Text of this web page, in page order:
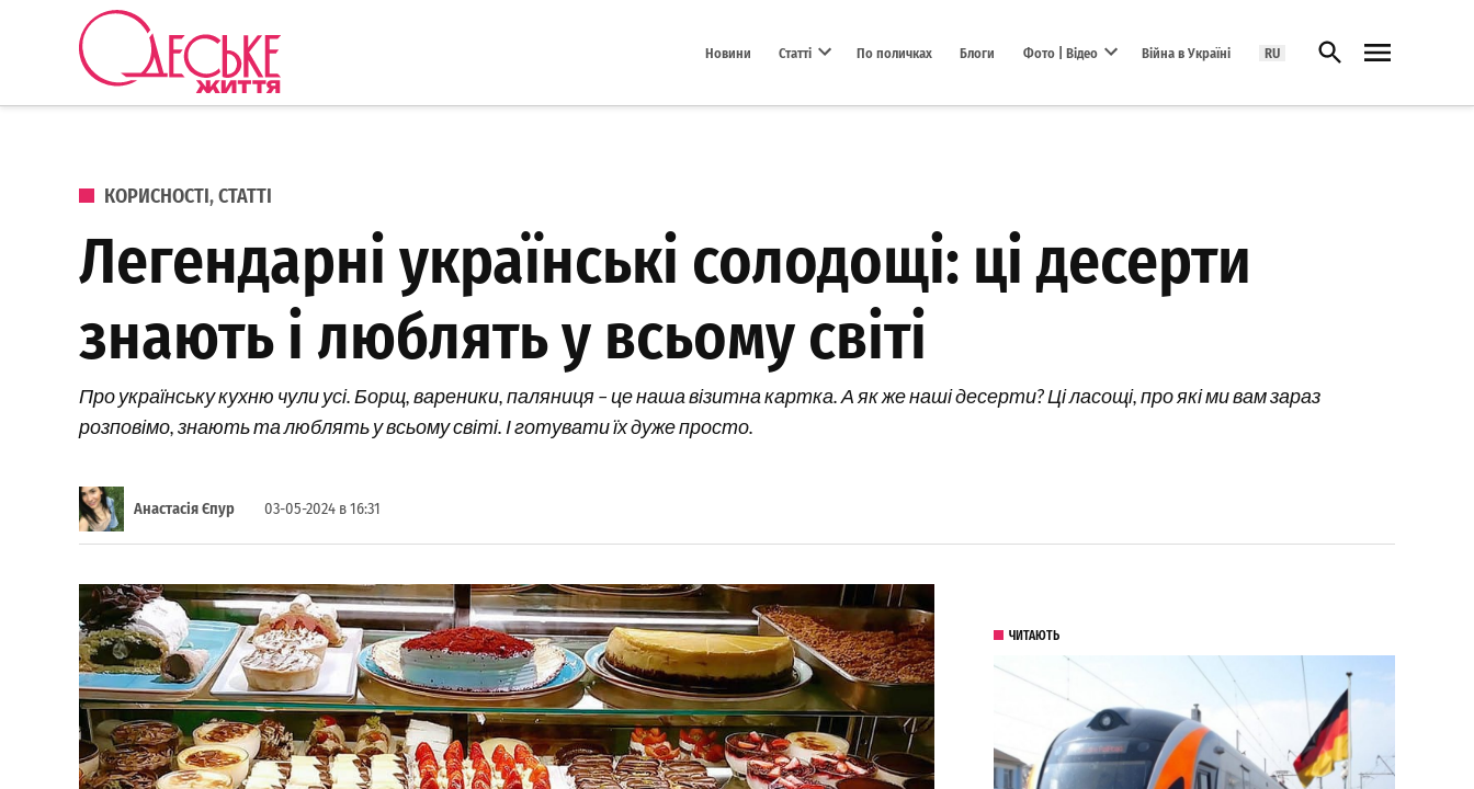
Перейти до вмісту
Новини Статті По поличках Блоги Фото | Відео Війна в Україні RU Відкрити пошук
ОПУБЛІКОВАНО В
КОРИСНОСТІ,СТАТТІ
Легендарні українські солодощі: ці десерти
знають і люблять у всьому світі
Про українську кухню чули усі. Борщ, вареники, паляниця – це наша візитна картка. А як же наші десерти? Ці ласощі, про які ми вам зараз
розповімо, знають та люблять у всьому світі. І готувати їх дуже просто.
Анастасія Єпур 03-05-2024 в 16:31
ЧИТАЮТЬ